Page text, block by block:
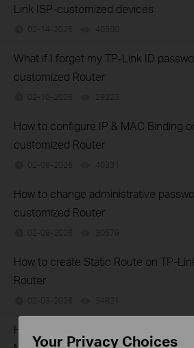
Link ISP-customized devices
02-14-2026 40500
What if I forget my TP-Link ID
customized Router
02-10-2026 29223
How to configure IP & MAC Binding
customized Router
02-09-2026 40331
How to change administrative
customized Router
02-09-2026 30579
How to create Static Route on TP-
Router
02-03-2026 34821
How to set up Parent Control on TP-
Your Privacy Choices